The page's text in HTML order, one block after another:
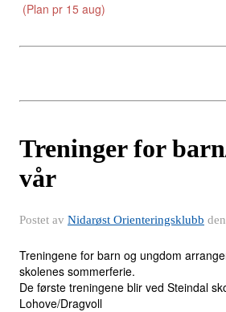
(Plan pr 15 aug)
Treninger for
vår
Postet av Nidarøst Orienteringsklubb den
Treningene for barn og ungdom
skolenes sommerferie.
De første treningene blir ved Steindal
Lohove/Dragvoll